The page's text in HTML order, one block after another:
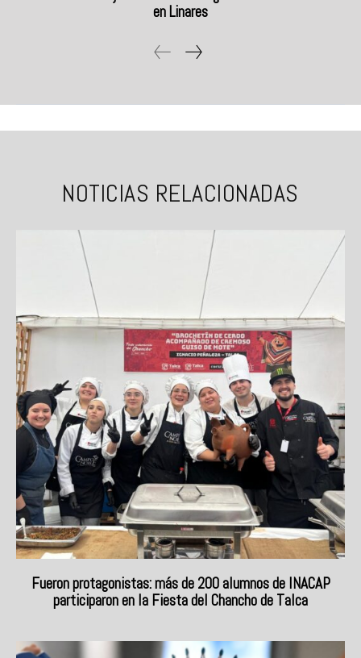
en Linares
NOTICIAS RELACIONADAS
Fueron protagonistas: más de 200 alumnos de INACAP
participaron en la Fiesta del Chancho de Talca